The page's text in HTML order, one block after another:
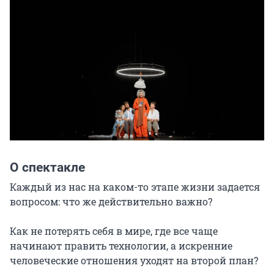
О спектакле
Каждый из нас на каком-то этапе жизни задается
вопросом: что же действительно важно?
Как не потерять себя в мире, где все чаще
начинают править технологии, а искренние
человеческие отношения уходят на второй план?